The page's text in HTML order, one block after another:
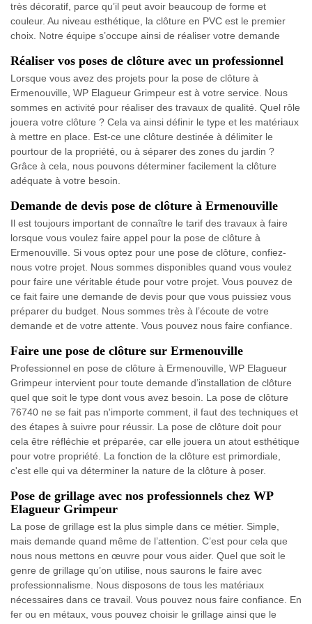
très décoratif, parce qu’il peut avoir beaucoup de forme et
couleur. Au niveau esthétique, la clôture en PVC est le premier
choix. Notre équipe s’occupe ainsi de réaliser votre demande
Réaliser vos poses de clôture avec un professionnel
Lorsque vous avez des projets pour la pose de clôture à
Ermenouville, WP Elagueur Grimpeur est à votre service. Nous
sommes en activité pour réaliser des travaux de qualité. Quel rôle
jouera votre clôture ? Cela va ainsi définir le type et les matériaux
à mettre en place. Est-ce une clôture destinée à délimiter le
pourtour de la propriété, ou à séparer des zones du jardin ?
Grâce à cela, nous pouvons déterminer facilement la clôture
adéquate à votre besoin.
Demande de devis pose de clôture à Ermenouville
Il est toujours important de connaître le tarif des travaux à faire
lorsque vous voulez faire appel pour la pose de clôture à
Ermenouville. Si vous optez pour une pose de clôture, confiez-
nous votre projet. Nous sommes disponibles quand vous voulez
pour faire une véritable étude pour votre projet. Vous pouvez de
ce fait faire une demande de devis pour que vous puissiez vous
préparer du budget. Nous sommes très à l’écoute de votre
demande et de votre attente. Vous pouvez nous faire confiance.
Faire une pose de clôture sur Ermenouville
Professionnel en pose de clôture à Ermenouville, WP Elagueur
Grimpeur intervient pour toute demande d’installation de clôture
quel que soit le type dont vous avez besoin. La pose de clôture
76740 ne se fait pas n'importe comment, il faut des techniques et
des étapes à suivre pour réussir. La pose de clôture doit pour
cela être réfléchie et préparée, car elle jouera un atout esthétique
pour votre propriété. La fonction de la clôture est primordiale,
c'est elle qui va déterminer la nature de la clôture à poser.
Pose de grillage avec nos professionnels chez WP
Elagueur Grimpeur
La pose de grillage est la plus simple dans ce métier. Simple,
mais demande quand même de l’attention. C’est pour cela que
nous nous mettons en œuvre pour vous aider. Quel que soit le
genre de grillage qu’on utilise, nous saurons le faire avec
professionnalisme. Nous disposons de tous les matériaux
nécessaires dans ce travail. Vous pouvez nous faire confiance. En
fer ou en métaux, vous pouvez choisir le grillage ainsi que le